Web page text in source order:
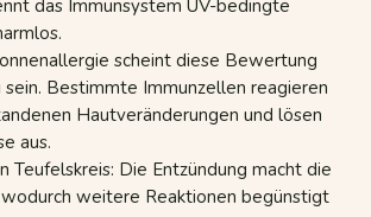
das Immunsystem UV-bedingte
scheint diese Bewertung
Bestimmte Immunzellen reagieren
Hautveränderungen und lösen
aus.
Teufelskreis: Die Entzündung macht die
weitere Reaktionen begünstigt